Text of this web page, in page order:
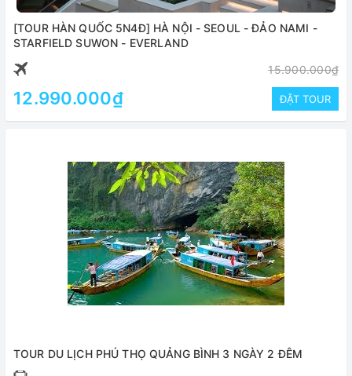
[TOUR HÀN QUỐC 5N4Đ] HÀ NỘI - SEOUL - ĐẢO NAMI -
STARFIELD SUWON - EVERLAND
15.900.000₫
12.990.000₫ ĐẶT TOUR
TOUR DU LỊCH PHÚ THỌ QUẢNG BÌNH 3 NGÀY 2 ĐÊM